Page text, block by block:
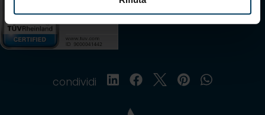
condividi